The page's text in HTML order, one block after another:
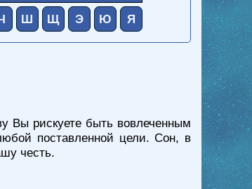
Ш Щ Э Ю Я
Вы рискуете быть вовлеченным
поставленной цели. Сон, в
честь.